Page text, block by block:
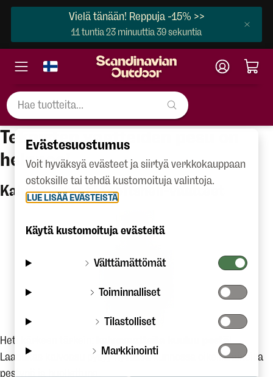
Vielä tänään! Reppuja -15% >>
11 tuntia 23 minuuttia 38 sekuntia
Teknisten vaatteiden pesu on
helppoa!
Kalvovaatteet ja softshell-vaatteet
Heti kärkeen tärkein: kalvovaatteita kuuluu pestä!
Laadukas kalvoasu pysyy hyvässä kunnossa oikeilla aineilla
pestynä ja huollettuna.
Evästesuostumus
Voit hyväksyä evästeet ja siirtyä verkkokauppaan
ostoksille tai tehdä kustomoituja valintoja.
LUE LISÄÄ EVÄSTEISTÄ
Käytä kustomoituja evästeitä
Välttämättömät
Toiminnalliset
Tilastolliset
Markkinointi